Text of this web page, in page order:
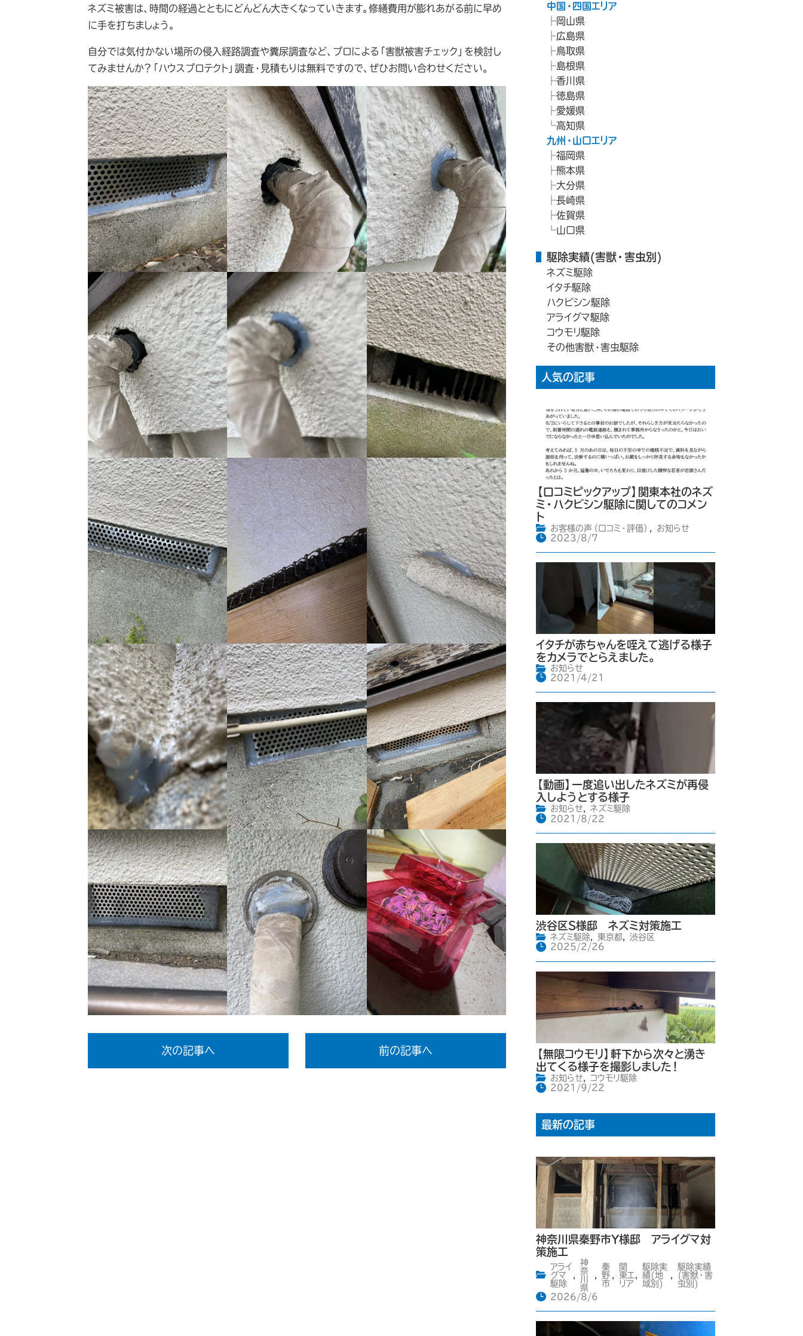
ネズミ被害は、時間の経過とともにどんどん大きくなっていきます。修繕費用が膨れあがる前に早め
に手を打ちましょう。
自分では気付かない場所の侵入経路調査や糞尿調査など、プロによる「害獣被害チェック」を検討し
てみませんか？「ハウスプロテクト」調査・見積もりは無料ですので、ぜひお問い合わせください。
次の記事へ 前の記事へ
中国・四国エリア
岡山県
広島県
鳥取県
島根県
香川県
徳島県
愛媛県
高知県
九州・山口エリア
福岡県
熊本県
大分県
長崎県
佐賀県
山口県
駆除実績(害獣・害虫別)
ネズミ駆除
イタチ駆除
ハクビシン駆除
アライグマ駆除
コウモリ駆除
その他害獣・害虫駆除
人気の記事
【口コミピックアップ】関東本社のネズ
ミ・ハクビシン駆除に関してのコメン
ト
お客様の声（口コミ・評価）
お知らせ
2023/8/7
イタチが赤ちゃんを咥えて逃げる様子
をカメラでとらえました。
お知らせ
2021/4/21
【動画】一度追い出したネズミが再侵
入しようとする様子
お知らせ,
ネズミ駆除
2021/8/22
渋谷区S様邸 ネズミ対策施工
ネズミ駆除, 東京都,
渋谷区
2025/2/26
【無限コウモリ】軒下から次々と湧き
出てくる様子を撮影しました！
お知らせ,
コウモリ駆除
2021/9/22
最新の記事
神奈川県秦野市Y様邸 アライグマ対
策施工
アライ
グマ
駆除
神
奈
川
県
秦
野
市
関
東エ
リア
駆除実
績(地
域別)
駆除実績
(害獣・害
虫別)
2026/8/6